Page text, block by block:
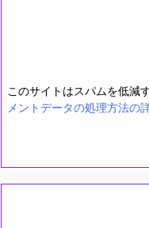
このサイトはスパムを低減
メントデータの処理方法の